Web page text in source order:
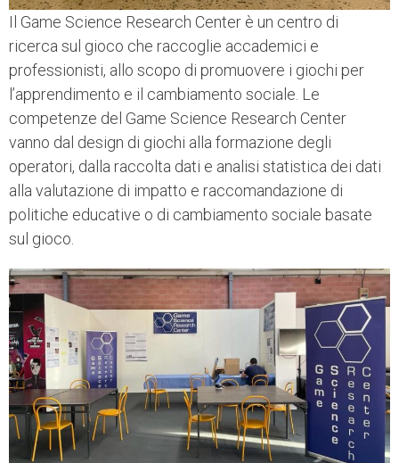
Il Game Science Research Center è un centro di
ricerca sul gioco che raccoglie accademici e
professionisti, allo scopo di promuovere i giochi per
l’apprendimento e il cambiamento sociale. Le
competenze del Game Science Research Center
vanno dal design di giochi alla formazione degli
operatori, dalla raccolta dati e analisi statistica dei dati
alla valutazione di impatto e raccomandazione di
politiche educative o di cambiamento sociale basate
sul gioco.